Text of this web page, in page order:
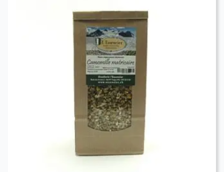
options
peuvent
être
choisies
sur
page
du
produit